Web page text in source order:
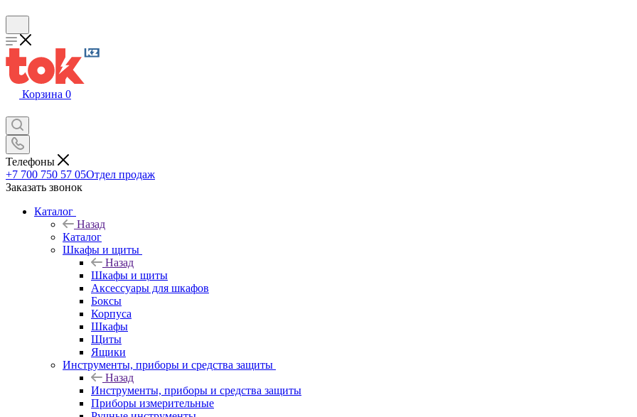
Корзина 0
Телефоны
+7 700 750 57 05Отдел продаж
Заказать звонок
Каталог
Назад
Каталог
Шкафы и щиты
Назад
Шкафы и щиты
Аксессуары для шкафов
Боксы
Корпуса
Шкафы
Щиты
Ящики
Инструменты, приборы и средства защиты
Назад
Инструменты, приборы и средства защиты
Приборы измерительные